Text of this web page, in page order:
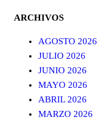
ARCHIVOS
AGOSTO 2026
JULIO 2026
JUNIO 2026
MAYO 2026
ABRIL 2026
MARZO 2026